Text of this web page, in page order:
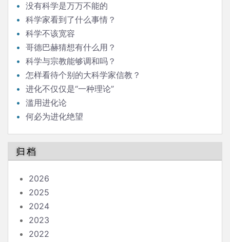
没有科学是万万不能的
科学家看到了什么事情？
科学不该宽容
哥德巴赫猜想有什么用？
科学与宗教能够调和吗？
怎样看待个别的大科学家信教？
进化不仅仅是“一种理论”
滥用进化论
何必为进化绝望
归档
2026
2025
2024
2023
2022